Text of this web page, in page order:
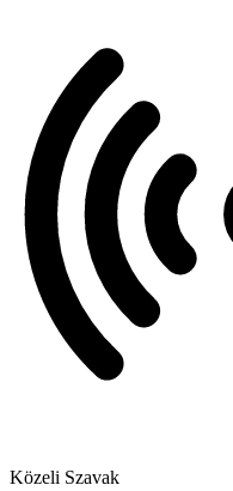
Közeli Szavak